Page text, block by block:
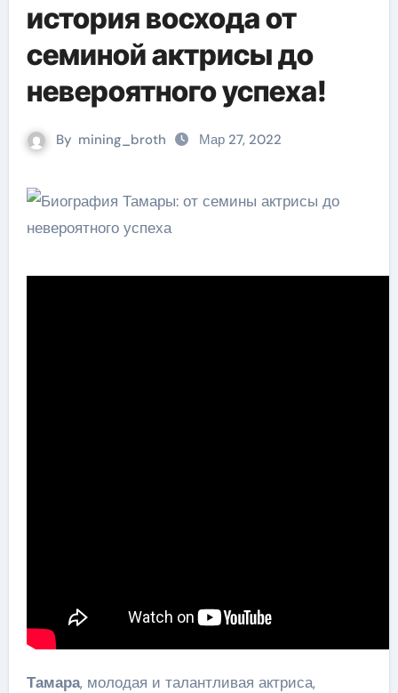
история восхода от
семиной актрисы до
невероятного успеха!
By mining_broth Мар 27, 2022
Тамара, молодая и талантливая актриса,